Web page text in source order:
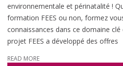
environnementale et périnatalité !
formation FEES ou non, formez
connaissances dans ce domaine
projet FEES a développé des offres
READ MORE